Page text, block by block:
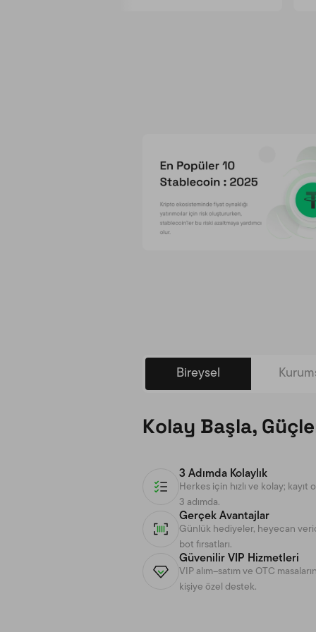
Bireysel
Kolay Başla,
3 Adımda Kolaylık
Herkes için hızlı ve kolay;
3 adımda.
Gerçek Avantajlar
Günlük hediyeler, heyecan
bot fırsatları.
Güvenilir VIP Hizmetleri
VIP alım–satım ve OTC
kişiye özel destek.